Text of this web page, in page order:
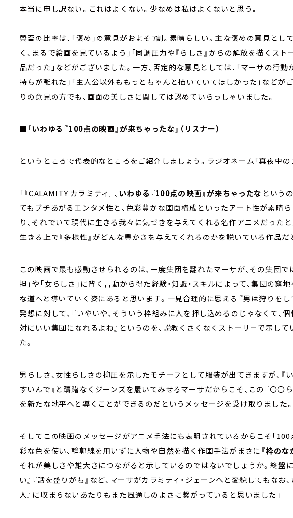
本当に申し訳ない。これはよくない。少なめは私はよくないと思う。
賛否の比率は、「褒め」の意見がおよそ7割。素晴らしい。主な褒めの意見とし
く、まるで絵画を見ているよう」「同調圧力や『らしさ』からの解放を描くス
品だった」などがございました。一方、否定的な意見としては、「マーサの行
持ちが離れた」「主人公以外ももっとちゃんと描いていてほしかった」などが
りの意見の方でも、画面の美しさに関しては認めていらっしゃいました。
■「いわゆる『100点の映画』が来ちゃったな」（リスナー）
というところで代表的なところをご紹介しましょう。ラジオネーム「真夜中の
「『CALAMITY カラミティ』、 いわゆる『100点の映画』が来ちゃったな という
てもブチあがるエンタメ性と、色彩豊かな画面構成といったアート性が素晴
り、それでいて現代に生きる我々に気づきを与えてくれる名作アニメだったと
生きる上で『多様性』がどんな豊かさを与えてくれるのかを説いている作品だ
この映画で最も感動させられるのは、一度集団を離れたマーサが、その集団で
担」や「女らしさ」に背く言動から得た経験・知識・スキルによって、集団の窮
な道へと導いていく姿にあると思います。一見合理的に思える『男は狩りをし
発想に対して、『いやいや、そういう枠組みに人を押し込めるのじゃなくて、
対にいい集団になれるよね』というのを、説教くさくなくストーリーで示し
た。
男らしさ、女性らしさの抑圧を示したモチーフとして服装が出てきますが、『
すいんで』と躊躇なくジーンズを履いてみせるマーサだからこそ、この『〇〇
を新たな地平へと導くことができるのだというメッセージを受け取りました。
そしてこの映画のメッセージがアニメ手法にも表明されているからこそ「100
彩な色を使い、輪郭線を用いずに人物や自然を描く作画手法がまさに 『枠のな
それが美しさや雄大さにつながると示しているのではないでしょうか。終盤
い』『話を盛りがち』など、マーサがカラミティ・ジェーンへと変貌してもなお
人』に収まらないあたりもまた風通しのよさに繋がっていると思いました」